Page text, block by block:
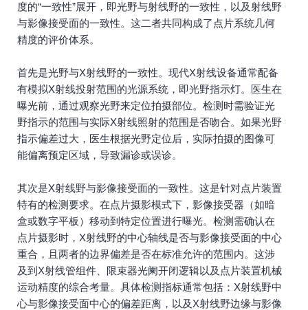
度的“一致性”展开，即光野与射线野的一致性，以及射线野
与影像接受面的一致性。这二者共同构成了点片系统几何
精度的评价体系。
首先是光野与X射线野的一致性。现代X射线设备通常配备
有模拟X射线投射范围的光源系统，即光野指示灯。医生在
曝光前，通过观察光野来定位拍摄部位。检测时需验证光
野指示的范围与实际X射线照射的范围是否吻合。如果光野
指示偏差过大，医生根据光野定位后，实际拍摄的图像可
能偏离预定区域，导致漏诊或误诊。
其次是X射线野与影像接受面的一致性。这是针对点片装置
特有的检测要求。在点片摄影模式下，影像接受器（如暗
盒或数字平板）移动到特定位置进行曝光。检测需确认在
点片摄影时，X射线野的中心轴线是否与影像接受面的中心
重合，且两者的边界偏差是否在标准允许的范围内。这涉
及到X射线管组件、限束器光阑开闭逻辑以及点片装置机械
运动精度的综合考量。具体检测指标通常包括：X射线野中
心与影像接受面中心的偏差距离，以及X射线野边缘与影像